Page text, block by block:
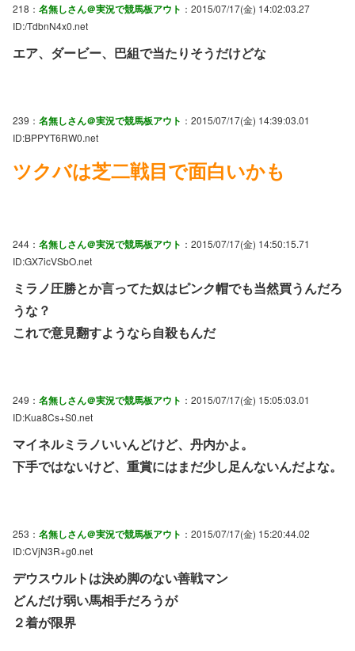
218： 名無しさん＠実況で競馬板アウト ：2015/07/17(金) 14:02:03.27
ID:/TdbnN4x0.net
エア、ダービー、巴組で当たりそうだけどな
239： 名無しさん＠実況で競馬板アウト ：2015/07/17(金) 14:39:03.01
ID:BPPYT6RW0.net
ツクバは芝二戦目で面白いかも
244： 名無しさん＠実況で競馬板アウト ：2015/07/17(金) 14:50:15.71
ID:GX7icVSbO.net
ミラノ圧勝とか言ってた奴はピンク帽でも当然買うんだろ
うな？
これで意見翻すようなら自殺もんだ
249： 名無しさん＠実況で競馬板アウト ：2015/07/17(金) 15:05:03.01
ID:Kua8Cs+S0.net
マイネルミラノいいんどけど、丹内かよ。
下手ではないけど、重賞にはまだ少し足んないんだよな。
253： 名無しさん＠実況で競馬板アウト ：2015/07/17(金) 15:20:44.02
ID:CVjN3R+g0.net
デウスウルトは決め脚のない善戦マン
どんだけ弱い馬相手だろうが
２着が限界